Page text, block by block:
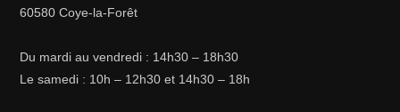
60580 Coye-la-Forêt
Du mardi au vendredi : 14h30 – 18h30
Le samedi : 10h – 12h30 et 14h30 – 18h